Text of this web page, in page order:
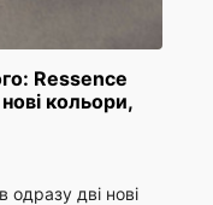
Ressence
кольори,
дві нові